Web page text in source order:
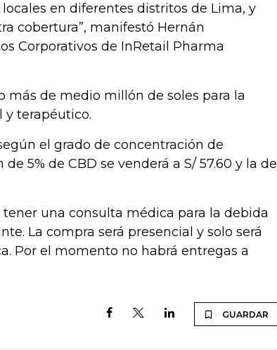
en diferentes distritos de Lima, y
cobertura”, manifestó Hernán
Corporativos de InRetail Pharma
más de medio millón de soles para la
terapéutico.
el grado de concentración de
5% de CBD se venderá a S/ 57.60 y la de
una consulta médica para la debida
La compra será presencial y solo será
Por el momento no habrá entregas a
GUARDAR